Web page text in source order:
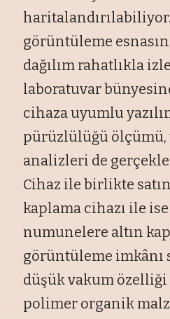
haritalandırılabiliyor.
görüntüleme
dağılım rahatlıkla
laboratuvar
cihaza uyumlu
pürüzlülüğü ölçümü,
analizleri de
Cihaz ile birlikte
kaplama cihazı ile
numunelere altın
görüntüleme imkânı
düşük vakum özelliği
polimer organik